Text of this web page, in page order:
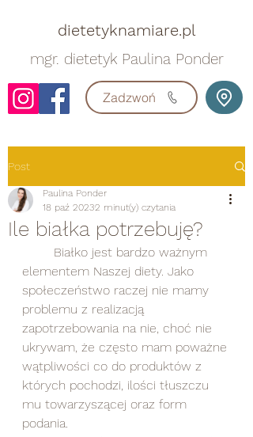
dietetyknamiare.pl
mgr. dietetyk Paulina Ponder
Zadzwoń
Post
Ile białka potrzebuję?
Paulina Ponder
18 paź 20232 minut(y) czytania
elementem Naszej diety. Jako
społeczeństwo raczej nie mamy
problemu z realizacją
zapotrzebowania na nie, choć nie
ukrywam, że często mam poważne
wątpliwości co do produktów z
których pochodzi, ilości tłuszczu
mu towarzyszącej oraz form
podania.